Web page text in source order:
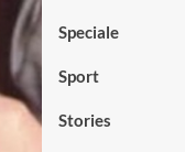
Speciale
Sport
Stories